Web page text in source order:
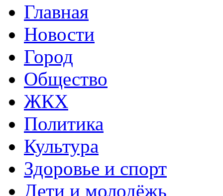
Главная
Новости
Город
Общество
ЖКХ
Политика
Культура
Здоровье и спорт
Дети и молодёжь